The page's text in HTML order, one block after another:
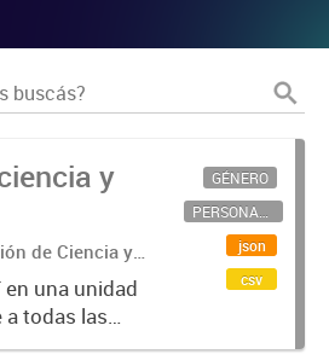
y
de Ciencia y
en una unidad
todas las
GÉNERO
PERSONAL CIENTÍFICO-TECNOLÓGICO
json
csv